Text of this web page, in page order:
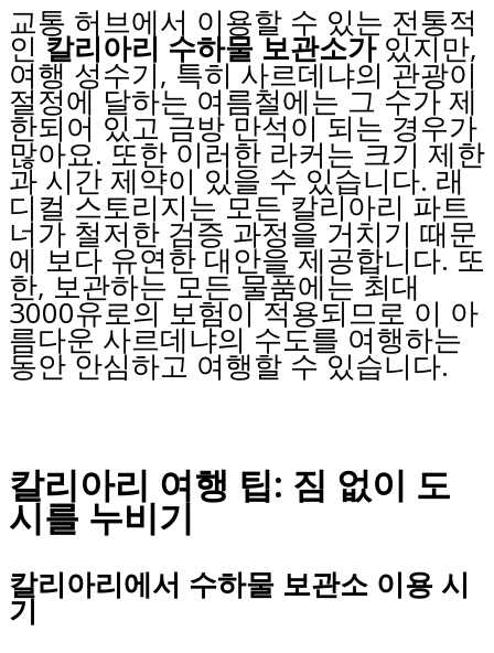
교통 허브에서 이용할 수 있는 전통적
인칼리아리 수하물 보관소가있지만,
여행 성수기, 특히 사르데냐의 관광이
절정에 달하는 여름철에는 그 수가 제
한되어 있고 금방 만석이 되는 경우가
많아요. 또한 이러한 라커는 크기 제한
과 시간 제약이 있을 수 있습니다. 래
디컬 스토리지는 모든 칼리아리 파트
너가 철저한 검증 과정을 거치기 때문
에 보다 유연한 대안을 제공합니다. 또
한, 보관하는 모든 물품에는 최대
3000유로의 보험이 적용되므로 이 아
름다운 사르데냐의 수도를 여행하는
동안 안심하고 여행할 수 있습니다.
칼리아리 여행 팁: 짐 없이 도
시를 누비기
칼리아리에서 수하물 보관소 이용 시
기